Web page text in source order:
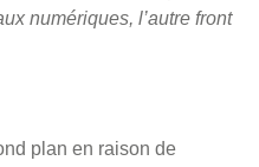
numériques, l’autre front
plan en raison de